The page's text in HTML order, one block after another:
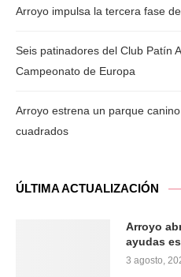
Arroyo impulsa la tercera fase
Seis patinadores del Club Patín
Campeonato de Europa
Arroyo estrena un parque
cuadrados
ÚLTIMA ACTUALIZACIÓN
Arroyo
ayudas
3 agosto,